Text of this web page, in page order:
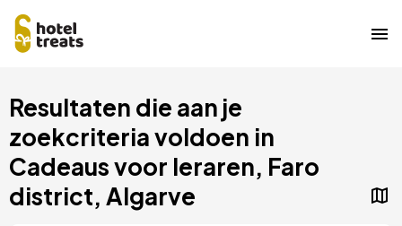
naar
hoofdinhoud
Resultaten die aan je
zoekcriteria voldoen in
Cadeaus voor leraren, Faro
district, Algarve